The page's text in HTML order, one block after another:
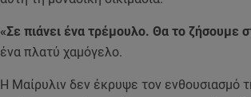
«Σε πιάνει ένα τρέμουλο. Θα το ζήσουμε
ένα πλατύ χαμόγελο.
Η Μαίρυλιν δεν έκρυψε τον ενθουσιασμό